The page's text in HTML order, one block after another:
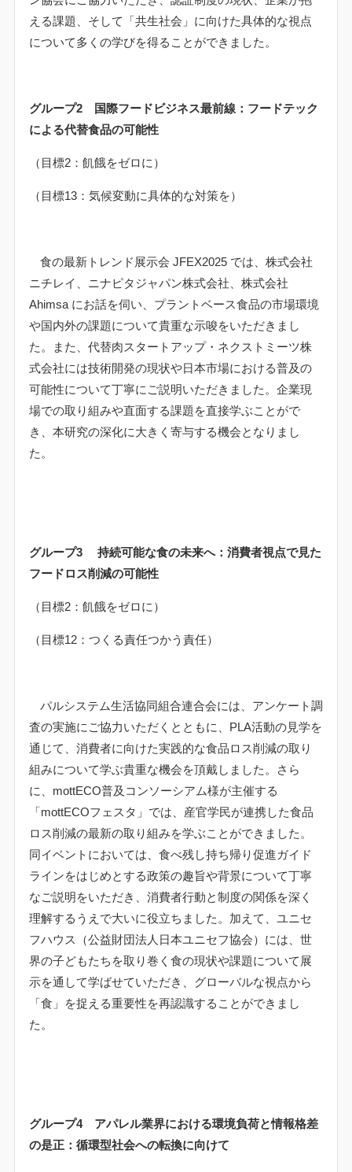
える課題、そして「共生社会」に向けた具体的な視点
について多くの学びを得ることができました。
グループ2国際フードビジネス最前線：フードテック
による代替食品の可能性
（目標2：飢餓をゼロに）
（目標13：気候変動に具体的な対策を）
食の最新トレンド展示会 JFEX2025 では、株式会社
ニチレイ、ニナピタジャパン株式会社、株式会社
Ahimsa にお話を伺い、プラントベース食品の市場環境
や国内外の課題について貴重な示唆をいただきまし
た。また、代替肉スタートアップ・ネクストミーツ株
式会社には技術開発の現状や日本市場における普及の
可能性について丁寧にご説明いただきました。企業現
場での取り組みや直面する課題を直接学ぶことがで
き、本研究の深化に大きく寄与する機会となりまし
た。
グループ3持続可能な食の未来へ：消費者視点で見た
フードロス削減の可能性
（目標2：飢餓をゼロに）
（目標12：つくる責任つかう責任）
パルシステム生活協同組合連合会には、アンケート調
査の実施にご協力いただくとともに、 PLA活動の見学を
通じて、消費者に向けた実践的な食品ロス削減の取り
組みについて学ぶ貴重な機会を頂戴しました。さら
に、 mottECO普及コンソーシアム様が主催する
「mottECOフェスタ」では、産官学民が連携した食品
ロス削減の最新の取り組みを学ぶことができました。
同イベントにおいては、食べ残し持ち帰り促進ガイド
ラインをはじめとする政策の趣旨や背景について丁寧
なご説明をいただき、消費者行動と制度の関係を深く
理解するうえで大いに役立ちました。加えて、ユニセ
フハウス（公益財団法人日本ユニセフ協会）には、世
界の子どもたちを取り巻く食の現状や課題について展
示を通して学ばせていただき、グローバルな視点から
「食」を捉える重要性を再認識することができまし
た。
グループ4アパレル業界における環境負荷と情報格差
の是正：循環型社会への転換に向けて